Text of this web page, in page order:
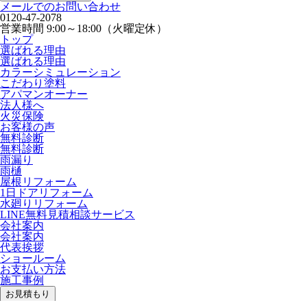
メールでのお問い合わせ
0120-47-2078
営業時間 9:00～18:00（火曜定休）
トップ
選ばれる理由
選ばれる理由
カラーシミュレーション
こだわり塗料
アパマンオーナー
法人様へ
火災保険
お客様の声
無料診断
無料診断
雨漏り
雨樋
屋根リフォーム
1日ドアリフォーム
水廻りリフォーム
LINE無料見積相談サービス
会社案内
会社案内
代表挨拶
ショールーム
お支払い方法
施工事例
お見積もり